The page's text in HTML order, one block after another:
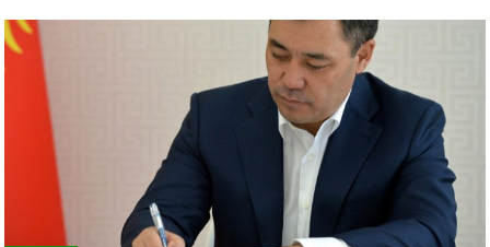
рекламные
ролики
презентации.